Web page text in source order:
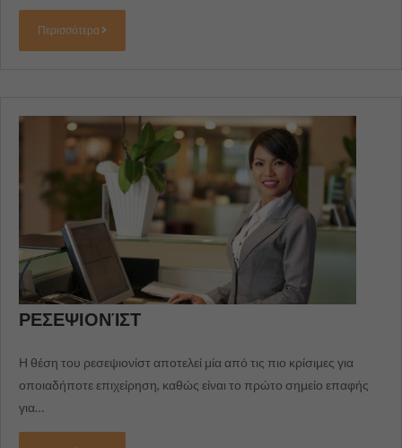
Περισσότερα
ΡΕΣΕΨΙΟΝΊΣΤ
Η θέση του ρεσεψιονίστ αποτελεί μία από τις πιο κρίσιμες για
οποιαδήποτε επιχείρηση, καθώς είναι το πρώτο σημείο επαφής
για…